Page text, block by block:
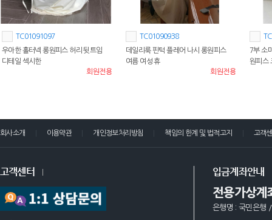
TC01091097
우아한 홀터넥 롱원피스 허리 뒷트임
디테일 섹시한
회원전용
TC01090938
데일리룩 핀턱 플레어 나시 롱원피스
여름 여성 휴
회원전용
7부 소
원피스
회사소개 이용약관 개인정보처리방침 책임의 한계 및 법적고지 고객
고객센터 입금계좌안내
전용가상계
은행명 : 국민은행